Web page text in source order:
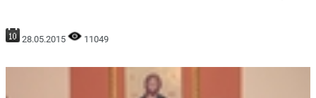
28.05.2015 11049